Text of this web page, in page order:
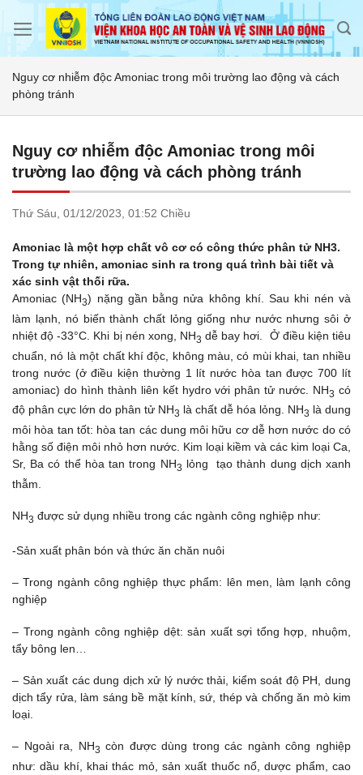
Nguy cơ nhiễm độc Amoniac trong môi trường lao động và cách
phòng tránh
Nguy cơ nhiễm độc Amoniac trong môi
trường lao động và cách phòng tránh
Thứ Sáu, 01/12/2023, 01:52 Chiều
Amoniac là một hợp chất vô cơ có công thức phân tử NH3.
Trong tự nhiên, amoniac sinh ra trong quá trình bài tiết và
xác sinh vật thối rữa.
Amoniac (NH3) nặng gần bằng nửa không khí. Sau khi nén và
làm lạnh, nó biến thành chất lỏng giống như nước nhưng sôi ở
nhiệt độ -33°C. Khi bị nén xong, NH3 dễ bay hơi. Ở điều kiện tiêu
chuẩn, nó là một chất khí độc, không màu, có mùi khai, tan nhiều
trong nước (ở điều kiện thường 1 lít nước hòa tan được 700 lít
amoniac) do hình thành liên kết hydro với phân tử nước. NH3 có
độ phân cực lớn do phân tử NH3 là chất dễ hóa lỏng. NH3 là dung
môi hòa tan tốt: hòa tan các dung môi hữu cơ dễ hơn nước do có
hằng số điện môi nhỏ hơn nước. Kim loại kiềm và các kim loại Ca,
Sr, Ba có thể hòa tan trong NH3 lỏng tạo thành dung dịch xanh
thẫm.
NH3 được sử dụng nhiều trong các ngành công nghiệp như:
-Sản xuất phân bón và thức ăn chăn nuôi
– Trong ngành công nghiệp thực phẩm: lên men, làm lạnh công
nghiệp
– Trong ngành công nghiệp dệt: sản xuất sợi tổng hợp, nhuộm,
tẩy bông len…
– Sản xuất các dung dịch xử lý nước thải, kiểm soát độ PH, dung
dịch tẩy rửa, làm sáng bề mặt kính, sứ, thép và chống ăn mò kim
loại.
– Ngoài ra, NH3 còn được dùng trong các ngành công nghiệp
như: dầu khí, khai thác mỏ, sản xuất thuốc nổ, dược phẩm, cao